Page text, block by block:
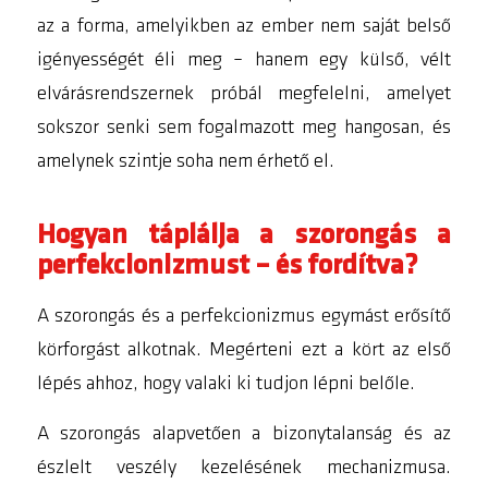
az a forma, amelyikben az ember nem saját belső
igényességét éli meg – hanem egy külső, vélt
elvárásrendszernek próbál megfelelni, amelyet
sokszor senki sem fogalmazott meg hangosan, és
amelynek szintje soha nem érhető el.
Hogyan táplálja a szorongás a
perfekcionizmust – és fordítva?
A szorongás és a perfekcionizmus egymást erősítő
körforgást alkotnak. Megérteni ezt a kört az első
lépés ahhoz, hogy valaki ki tudjon lépni belőle.
A szorongás alapvetően a bizonytalanság és az
észlelt veszély kezelésének mechanizmusa.